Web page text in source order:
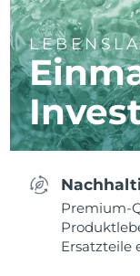
Premium-
Ersatzteile